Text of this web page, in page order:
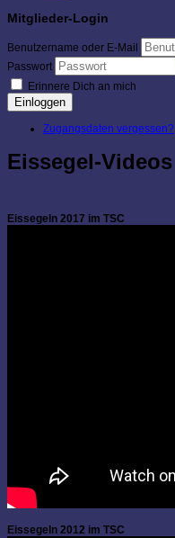
Mitglieder-Login
Benutzername oder E-Mail
Passwort
Erinnere Dich an mich
Einloggen
Zugangsdaten vergessen?
Eissegel-Videos
Eissegeln 2017 im TSC
Eissegeln 2012 im TSC